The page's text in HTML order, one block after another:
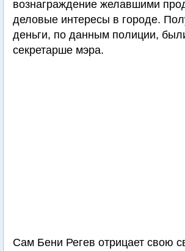
вознаграждение желавшими
деловые интересы в городе.
деньги, по данным полиции,
секретарше мэра.
Сам Бени Регев отрицает свою